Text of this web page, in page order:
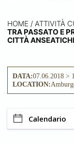
HOME / ATTIVITÀ
TRA PASSATO E
CITTÀ
DATA:07.06.2018 >
LOCATION:
Calendario